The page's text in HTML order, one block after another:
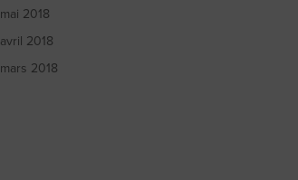
mai 2018
avril 2018
mars 2018